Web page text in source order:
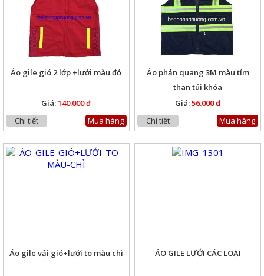
Áo gile gió 2 lớp +lưới màu đỏ
Giá:140.000 đ
Chi tiết
Mua hàng
Áo phản quang 3M màu tím
than túi khóa
Giá:56.000 đ
Chi tiết
Mua hàng
Áo gile vải gió+lưới to màu chì ÁO GILE LƯỚI CÁC LOẠI